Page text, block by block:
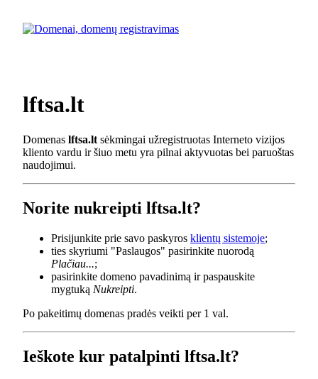
lftsa.lt
Domenas lftsa.lt sėkmingai užregistruotas Interneto vizijos
kliento vardu ir šiuo metu yra pilnai aktyvuotas bei paruoštas
naudojimui.
Norite nukreipti lftsa.lt?
Prisijunkite prie savo paskyros klientų sistemoje;
ties skyriumi "Paslaugos" pasirinkite nuorodą
Plačiau...;
pasirinkite domeno pavadinimą ir paspauskite
mygtuką Nukreipti.
Po pakeitimų domenas pradės veikti per 1 val.
Ieškote kur patalpinti lftsa.lt?